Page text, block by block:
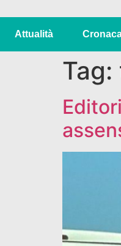
Attualità
Tag: